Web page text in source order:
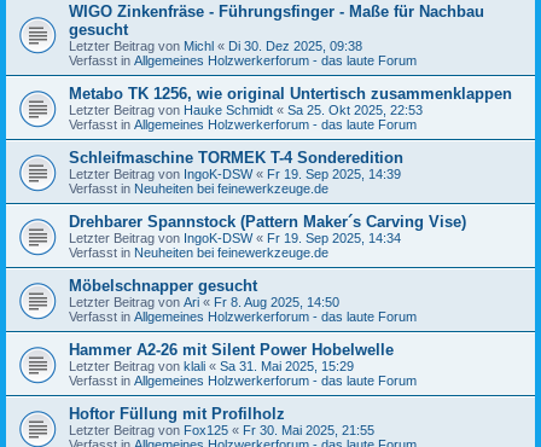
WIGO Zinkenfräse - Führungsfinger - Maße für Nachbau
gesucht
Letzter Beitrag von Michl « Di 30. Dez 2025, 09:38
Verfasst in Allgemeines Holzwerkerforum - das laute Forum
Metabo TK 1256, wie original Untertisch zusammenklappen
Letzter Beitrag von Hauke Schmidt « Sa 25. Okt 2025, 22:53
Verfasst in Allgemeines Holzwerkerforum - das laute Forum
Schleifmaschine TORMEK T-4 Sonderedition
Letzter Beitrag von IngoK-DSW« Fr 19. Sep 2025, 14:39
Verfasst in Neuheiten bei feinewerkzeuge.de
Drehbarer Spannstock (Pattern Maker´s Carving Vise)
Letzter Beitrag von IngoK-DSW« Fr 19. Sep 2025, 14:34
Verfasst in Neuheiten bei feinewerkzeuge.de
Möbelschnapper gesucht
Letzter Beitrag von Ari « Fr 8. Aug 2025, 14:50
Verfasst in Allgemeines Holzwerkerforum - das laute Forum
Hammer A2-26 mit Silent Power Hobelwelle
Letzter Beitrag von klali « Sa 31. Mai 2025, 15:29
Verfasst in Allgemeines Holzwerkerforum - das laute Forum
Hoftor Füllung mit Profilholz
Letzter Beitrag von Fox125 « Fr 30. Mai 2025, 21:55
Verfasst in Allgemeines Holzwerkerforum - das laute Forum